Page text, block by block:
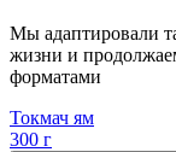
Мы адаптировали
жизни и
форматами
Токмач ям
300 г